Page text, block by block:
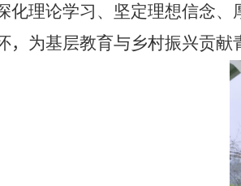
化理论学习、坚定理想信念
， 为基层教育与乡村振兴贡献